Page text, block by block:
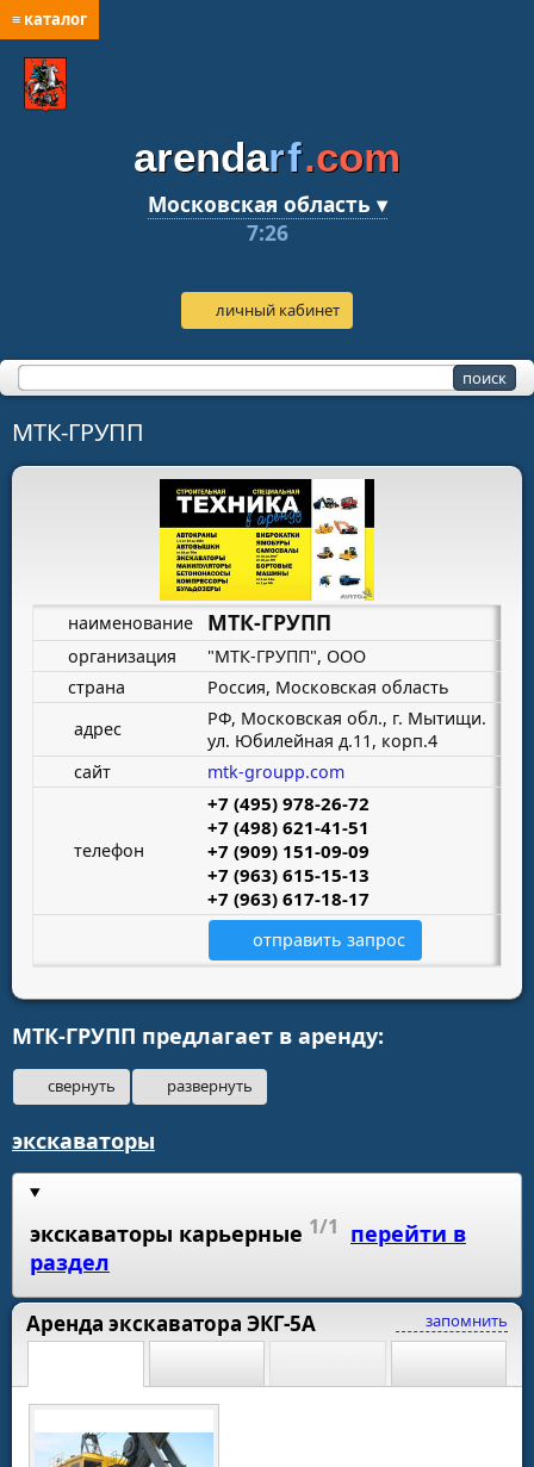
≡ каталог
arendarf.com
Московская область ▾
7:26
личный кабинет
МТК-ГРУПП
наименование МТК-ГРУПП
организация
"МТК-ГРУПП", ООО
страна
Россия, Московская область
адрес
РФ, Московская обл., г. Мытищи.
ул. Юбилейная д.11, корп.4
сайт
mtk-groupp.com
телефон
+7 (495) 978-26-72
+7 (498) 621-41-51
+7 (909) 151-09-09
+7 (963) 615-15-13
+7 (963) 617-18-17
отправить запрос
МТК-ГРУПП предлагает в аренду:
свернуть развернуть
экскаваторы
экскаваторы карьерные 1/1 перейти в
раздел
запомнить
Аренда экскаватора ЭКГ-5А